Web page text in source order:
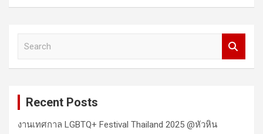
Recent Posts
งานเทศกาล LGBTQ+ Festival Thailand 2025 @หัวหิน